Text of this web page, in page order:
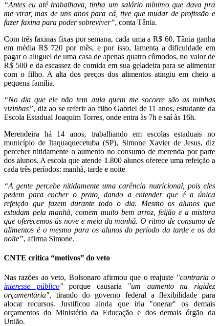
“Antes eu até trabalhava, tinha um salário mínimo que dava pra
me virar, mas de uns anos para cá, tive que mudar de profissão e
fazer faxina para poder sobreviver”, conta Tânia.
Com três faxinas fixas por semana, cada uma a R$ 60, Tânia ganha
em média R$ 720 por mês, e por isso, lamenta a dificuldade em
pagar o aluguel de uma casa de apenas quatro cômodos, no valor de
R$ 500 e da escassez de comida em sua geladeira para se alimentar
com o filho. A alta dos preços dos alimentos atingiu em cheio a
pequena família.
“No dia que ele não tem aula quem me socorre são as minhas
vizinhas”, diz ao se referir ao filho Gabriel de 11 anos, estudante da
Escola Estadual Joaquim Torres, onde entra às 7h e saí às 16h.
Merendeira há 14 anos, trabalhando em escolas estaduais no
município de Itaquaquecetuba (SP), Simone Xavier de Jesus, diz
perceber nitidamente o aumento no consumo de merenda por parte
dos alunos. A escola que atende 1.800 alunos oferece uma refeição a
cada três períodos: manhã, tarde e noite
“A gente percebe nitidamente uma carência nutricional, pois eles
pedem para encher o prato, dando a entender que é a única
refeição que fazem durante todo o dia. Mesmo os alunos que
estudam pela manhã, comem muito bem arroz, feijão e a mistura
que oferecemos às nove e meia da manhã. O ritmo de consumo de
alimentos é o mesmo para os alunos do período da tarde e os da
noite”, afirma Simone.
CNTE critica “motivos” do veto
Nas razões ao veto, Bolsonaro afirmou que o reajuste "contraria o
interesse público"porque causaria
"um aumento na rigidez
orçamentária", tirando do governo federal a flexibilidade para
alocar recursos. Justificou ainda que iria "onerar" os demais
orçamentos do Ministério da Educação e dos demais órgão da
União.